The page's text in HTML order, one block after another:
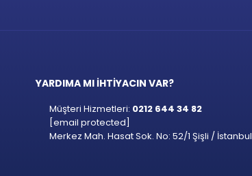
YARDIMA MI İHTİYACIN VAR?
Müşteri Hizmetleri: 0212 644 34 82
[email protected]
Merkez Mah. Hasat Sok. No: 52/1 Şişli / İstanbul